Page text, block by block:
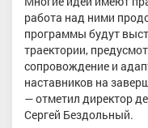
работа над ними
программы будут
траектории,
сопровождение и
наставников на
— отметил директор
Сергей Бездольный.